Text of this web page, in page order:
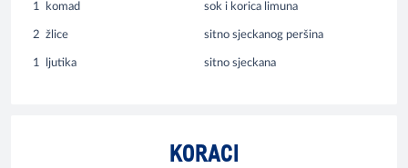
1 komad sok i korica limuna
2 žlice sitno sjeckanog peršina
1 ljutika sitno sjeckana
KORACI